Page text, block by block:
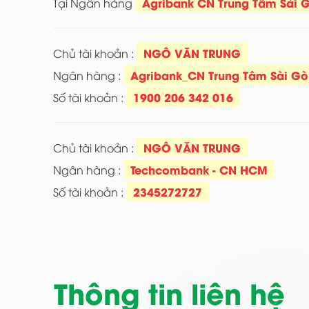
Chủ tài khoản : NGÔ VĂN TRUNG
Ngân hàng : Agribank_CN Trung Tâm Sài
Số tài khoản : 1900 206 342 016
Chủ tài khoản : NGÔ VĂN TRUNG
Ngân hàng : Techcombank - CN HCM
Số tài khoản : 2345272727
Thông tin liên hệ